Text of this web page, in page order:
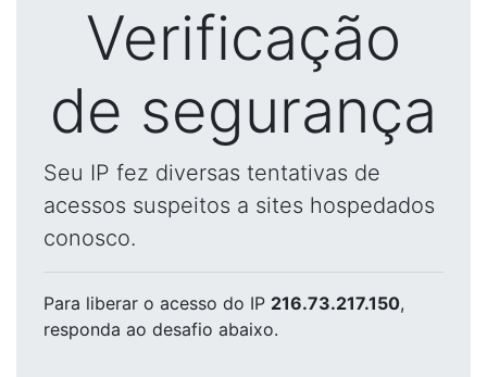
Verificação
de segurança
Seu IP fez diversas tentativas de
acessos suspeitos a sites hospedados
conosco.
Para liberar o acesso do IP 216.73.217.150,
responda ao desafio abaixo.